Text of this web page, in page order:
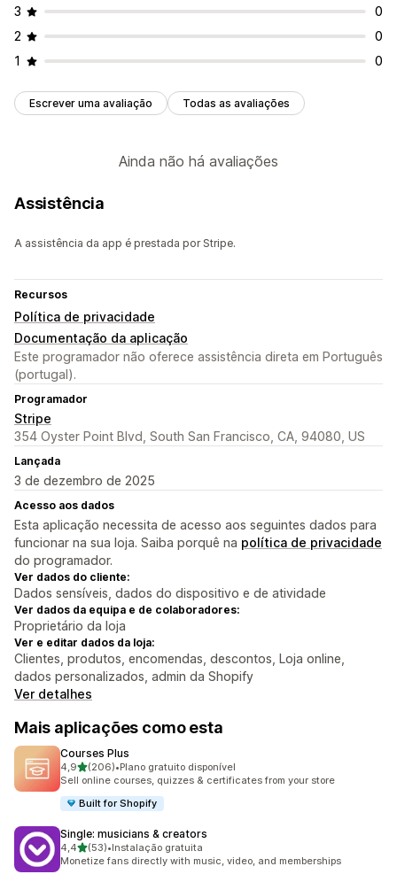
3
0
2
0
1
0
Escrever uma avaliação Todas as avaliações
Ainda não há avaliações
Assistência
A assistência da app é prestada por Stripe.
Recursos
Política de privacidade
Documentação da aplicação
Este programador não oferece assistência direta em Português
(portugal).
Programador
Stripe
354 Oyster Point Blvd, South San Francisco, CA, 94080, US
Lançada
3 de dezembro de 2025
Acesso aos dados
Esta aplicação necessita de acesso aos seguintes dados para
funcionar na sua loja. Saiba porquê na política de privacidade
do programador.
Ver dados do cliente:
Dados sensíveis, dados do dispositivo e de atividade
Ver dados da equipa e de colaboradores:
Proprietário da loja
Ver e editar dados da loja:
Clientes, produtos, encomendas, descontos, Loja online,
dados personalizados, admin da Shopify
Ver detalhes
Mais aplicações como esta
Courses Plus
4,9de 5 estrelas
(206)
206 total de avaliações
•Plano gratuito disponível
Sell online courses, quizzes & certificates from your store
Built for Shopify
Single: musicians & creators
4,4de 5 estrelas
(53)
53 total de avaliações
•Instalação gratuita
Monetize fans directly with music, video, and memberships